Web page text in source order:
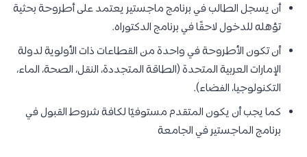
أن يسجل الطالب في برنامج ماجستير يعتمد على أطروحة بحثية
تؤهله للدخول لاحقًا في برنامج الدكتوراه.
أن تكون الأطروحة في واحدة من القطاعات ذات الأولوية لدولة
الإمارات العربية المتحدة (الطاقة المتجددة، النقل، الصحة، الماء،
التكنولوجيا، الفضاء).
كما يجب أن يكون المتقدم مستوفيًا لكافة شروط القبول في
برنامج الماجستير في الجامعة